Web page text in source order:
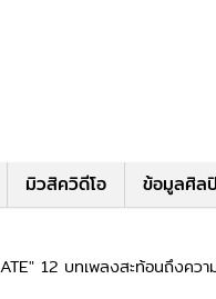
มิวสิควิดีโอ ข้อมูลศิล
12 บทเพลงสะท้อนถึงคว